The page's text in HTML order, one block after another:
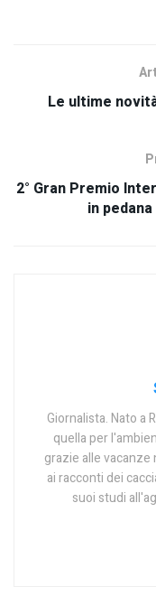
Le ultime
2° Gran Premio
in
Giornalista. Nato a
quella per
grazie alle
ai racconti dei
suoi studi